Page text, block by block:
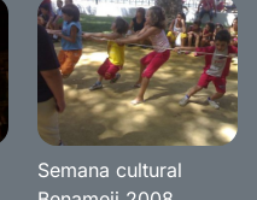
Semana cultural